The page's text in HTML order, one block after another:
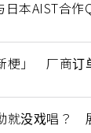
日本AIST合
梗」 厂商订
就没戏唱？